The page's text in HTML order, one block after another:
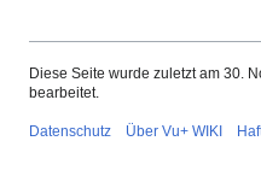
Diese Seite wurde zuletzt am 30.
bearbeitet.
Datenschutz Über Vu+ WIKI